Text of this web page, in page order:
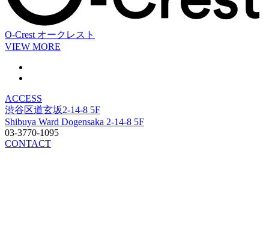
O-Crest オークレスト
VIEW MORE
ACCESS
渋谷区道玄坂2-14-8 5F
Shibuya Ward Dogensaka 2-14-8 5F
03-3770-1095
CONTACT